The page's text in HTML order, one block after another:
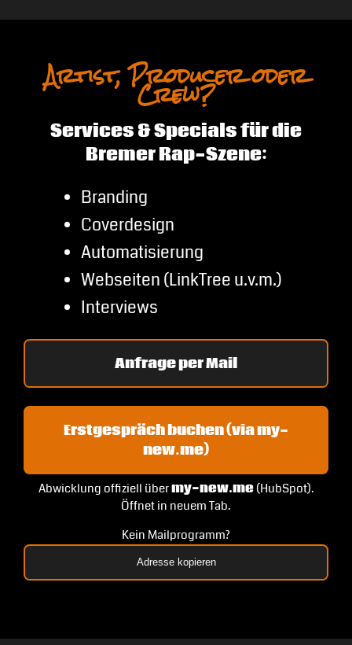
Artist, Producer oder
Crew?
Services & Specials für die
Bremer Rap-Szene:
Branding
Coverdesign
Automatisierung
Webseiten (LinkTree u.v.m.)
Interviews
Anfrage per Mail
Erstgespräch buchen (via my-
new.me)
Abwicklung offiziell übermy-new.me(HubSpot).
Öffnet in neuem Tab.
Kein Mailprogramm?
Adresse kopieren